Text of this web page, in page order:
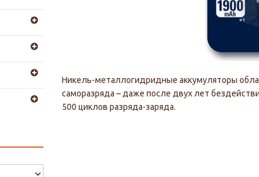
Никель-металлогидридные аккумуляторы
саморазряда – даже после двух лет
500 циклов разряда-заряда.